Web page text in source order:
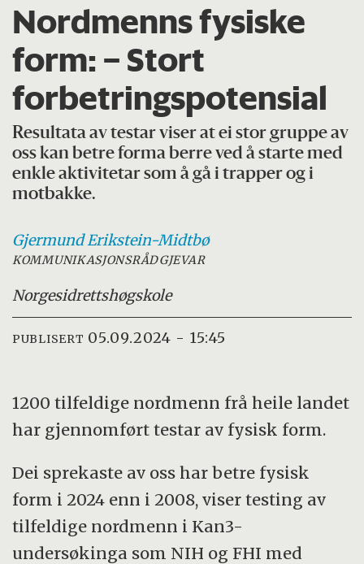
Nordmenns fysiske
form: – Stort
forbetringspotensial
Resultata av testar viser at ei stor gruppe av
oss kan betre forma berre ved å starte med
enkle aktivitetar som å gå i trapper og i
motbakke.
GjermundErikstein-Midtbø
KOMMUNIKASJONSRÅDGJEVAR
Norgesidrettshøgskole
PUBLISERT 05.09.2024 - 15:45
1200 tilfeldige nordmenn frå heile landet
har gjennomført testar av fysisk form.
Dei sprekaste av oss har betre fysisk
form i 2024 enn i 2008, viser testing av
tilfeldige nordmenn i Kan3-
undersøkinga som NIH og FHI med